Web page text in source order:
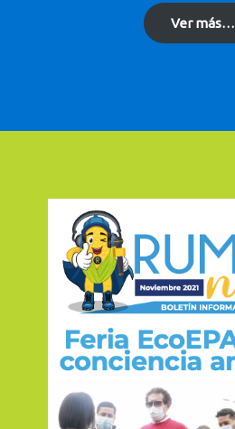
Ver más…